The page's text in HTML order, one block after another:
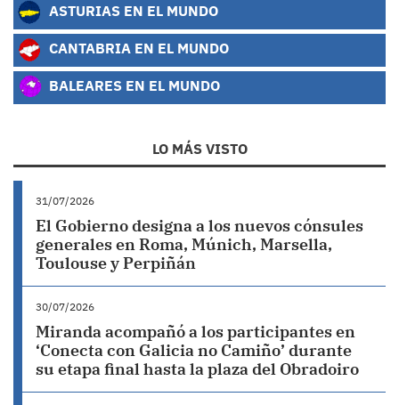
ASTURIAS EN EL MUNDO
CANTABRIA EN EL MUNDO
BALEARES EN EL MUNDO
LO MÁS VISTO
31/07/2026
El Gobierno designa a los nuevos cónsules
generales en Roma, Múnich, Marsella,
Toulouse y Perpiñán
30/07/2026
Miranda acompañó a los participantes en
‘Conecta con Galicia no Camiño’ durante
su etapa final hasta la plaza del Obradoiro